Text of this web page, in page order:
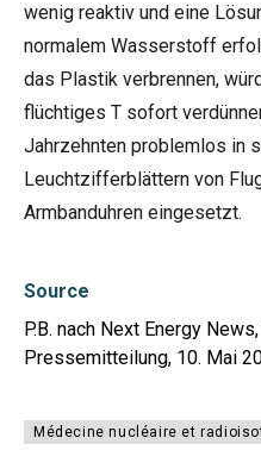
wenig reaktiv und eine
normalem Wasserstoff
das Plastik verbrennen,
flüchtiges T sofort
Jahrzehnten problemlos in
Leuchtzifferblättern von
Armbanduhren eingesetzt.
Source
P.B. nach Next Energy
Pressemitteilung, 10. Mai
Médecine nucléaire et